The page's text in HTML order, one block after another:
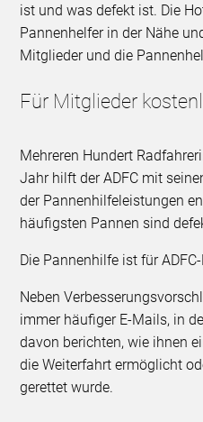
ist und was defekt ist. Die
Pannenhelfer in der Nähe
Mitglieder und die
Für Mitglieder
Mehreren Hundert
Jahr hilft der ADFC mit
der Pannenhilfeleistungen
häufigsten Pannen sind
Die Pannenhilfe ist für
Neben
immer häufiger E-Mails, in
davon berichten, wie ihnen
die Weiterfahrt ermöglicht
gerettet wurde.